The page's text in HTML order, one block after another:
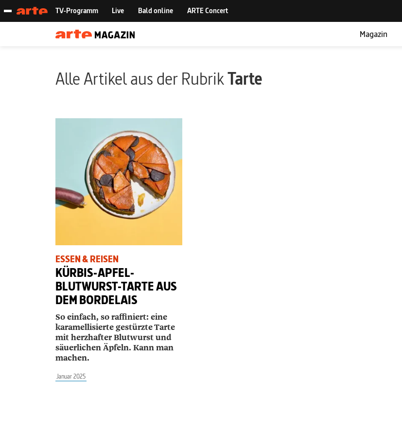
Magazin
Alle Artikel aus der RubrikTarte
ESSEN & REISEN
KÜRBIS-APFEL-
BLUTWURST-TARTE AUS
DEM BORDELAIS
So einfach, so raffiniert: eine
karamellisierte gestürzte Tarte
mit herzhafter Blutwurst und
säuerlichen Äpfeln. Kann man
machen.
Januar 2025